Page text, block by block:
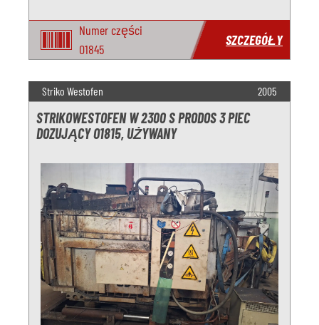
Numer części
O1845
SZCZEGÓŁY
Striko Westofen 2005
STRIKOWESTOFEN W 2300 S PRODOS 3 PIEC
DOZUJĄCY O1815, UŻYWANY